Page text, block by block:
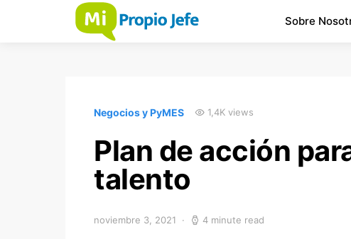
Sobre
Negocios y PyMES 1,4K views
Plan de acción
talento
noviembre 3, 2021 4 minute read